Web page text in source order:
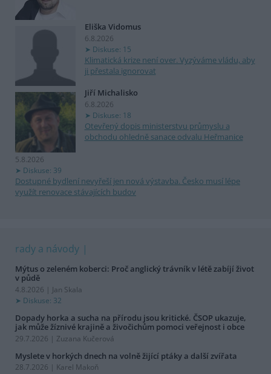
Eliška Vidomus
6.8.2026
Diskuse: 15
Klimatická krize není over. Vyzýváme vládu, aby
ji přestala ignorovat
Jiří Michalisko
6.8.2026
Diskuse: 18
Otevřený dopis ministerstvu průmyslu a
obchodu ohledně sanace odvalu Heřmanice
5.8.2026
Diskuse: 39
Dostupné bydlení nevyřeší jen nová výstavba. Česko musí lépe
využít renovace stávajících budov
rady a návody
Mýtus o zeleném koberci: Proč anglický trávník v létě zabíjí život
v půdě
4.8.2026 | Jan Skala
Diskuse: 32
Dopady horka a sucha na přírodu jsou kritické. ČSOP ukazuje,
jak může žíznivé krajině a živočichům pomoci veřejnost i obce
29.7.2026 | Zuzana Kučerová
Myslete v horkých dnech na volně žijící ptáky a další zvířata
28.7.2026 | Karel Makoň